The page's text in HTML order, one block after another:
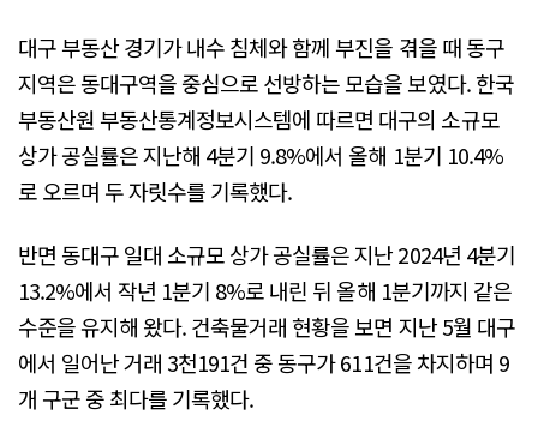
대구 부동산 경기가 내수 침체와 함께 부진을 겪을 때 동구
지역은 동대구역을 중심으로 선방하는 모습을 보였다. 한국
부동산원 부동산통계정보시스템에 따르면 대구의 소규모
상가 공실률은 지난해 4분기 9.8%에서 올해 1분기 10.4%
로 오르며 두 자릿수를 기록했다.
반면 동대구 일대 소규모 상가 공실률은 지난 2024년 4분기
13.2%에서 작년 1분기 8%로 내린 뒤 올해 1분기까지 같은
수준을 유지해 왔다. 건축물거래 현황을 보면 지난 5월 대구
에서 일어난 거래 3천191건 중 동구가 611건을 차지하며 9
개 구군 중 최다를 기록했다.